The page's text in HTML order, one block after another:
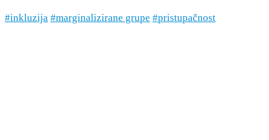
#inkluzija #marginalizirane grupe #pristupačnost